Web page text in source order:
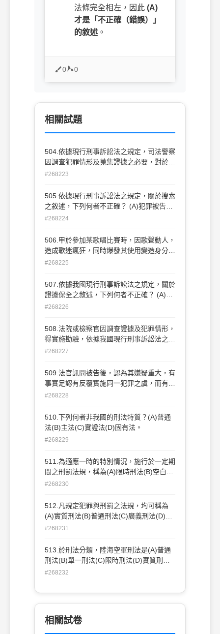
法條完全相左，因此 (A)
才是「不正確（錯誤）」
的敘述 。
0 0
相關試題
504.依據現行刑事訴訟法之規定，司法警察
因調查犯罪情形及蒐集證據之必要，對於經
拘提或逮捕到案之犯罪嫌疑人，得違反犯罪
採證行為。但某些採證行為，頇有相當理由
始能為之，下列何者屬於此種限制採證行
#268223
505.依據現行刑事訴訟法之規定，關於搜索
之敘述，下列何者不正確？ (A)犯罪被告或
犯罪嫌疑人之身體、物件、電磁紀錄等，均
錄，以有相當理由可信為被告或犯罪嫌疑人
電磁紀 錄存在時為限 (C)搜索婦女之身體亦
#268224
506.甲於參加某歌唱比賽時，因歌聲動人，
造成歌迷瘋狂，同時爆發其使用變造身分證
報名參加歌唱比賽之行為，承辦檢察官念其
定期間之義務勞務。試問：依據我國現行刑
事訴訟法 79 之規定，關於緩起訴處分之敘
為緩起訴處分時，得命被告向社區提供四十
小時以上二百小時以下之義 務勞務 (D)於緩
起訴期間，關於告訴乃論之罪，犯罪之直接
#268225
507.依據我國現行刑事訴訟法之規定，關於
證據保全之敘述，下列何者不正確？ (A)聲
請保全證據，應以書狀為之 (B)偵查中得向
被告、辯護人等 人 (C)偵查中得向檢察官為
聲請保全處分之對象，包含搜索、扣押、鑑
#268226
508.法院或檢察官因調查證據及犯罪情形，
得實施勘驗，依據我國現行刑事訴訟法之規
定，關於勘驗之敘述，下列何者不正確？
察官實施勘驗，如有必要，得通知當事人、
代理人或辯護人到場 (C)勘驗，得為之處分
#268227
509.法官訊問被告後，認為其嫌疑重大，有
事實足認有反覆實施同一犯罪之虞，而有羈
押之必要者，得採預防性羈押。下列何種犯
百二十二條之加重強制性交罪 (B)刑法第二
百九十六條之一之買賣質押人口罪 (C)刑法
#268228
510.下列何者非我國的刑法特質？(A)普通
法(B)主法(C)實證法(D)固有法。
#268229
511.為適應一時的特別情況，施行於一定期
間之刑罰法規，稱為(A)限時刑法(B)空白刑
法(C)附屬刑法(D)恆久刑法。
#268230
512.凡規定犯罪與刑罰之法規，均可稱為
(A)實質刑法(B)普通刑法(C)廣義刑法(D)完
備刑法。
#268231
513.於刑法分類，陸海空軍刑法是(A)普通
刑法(B)單一刑法(C)限時刑法(D)實質刑
法。
#268232
相關試卷